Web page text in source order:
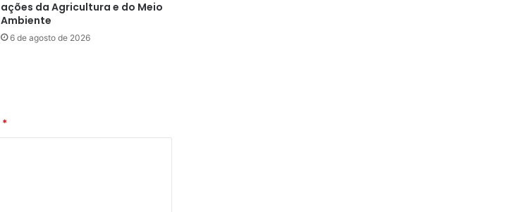
ações da Agricultura e do Meio
Ambiente
6 de agosto de 2026
*